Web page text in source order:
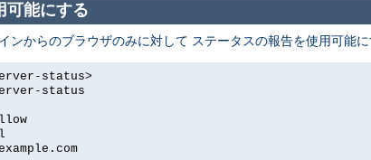
可能にする
ンからのブラウザのみに対して ステータスの報告を使用可能
status>
status